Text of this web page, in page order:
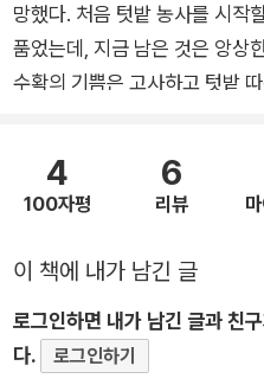
망했다. 처음 텃밭 농사를 시작
품었는데, 지금 남은 것은 앙상
수확의 기쁨은 고사하고 텃밭
무턱대고 모종을 심고, 물을
이다. 올바른 방법이 아니라면
오히려 독이 될 수 있다. 싱싱한 채소와 과채류를 손안 가득 쥐는
기쁨을 느끼고 싶다면, 이제부
다. 텃밭 농사에 성공하는 사람
흙과 비료야말로 농사의 기본
다. 그리 어려운 일도 아니다. 《
4
100자평
6
리뷰
이 책에 내가 남긴 글
로그인하면 내가 남긴 글과 친
다.
로그인하기